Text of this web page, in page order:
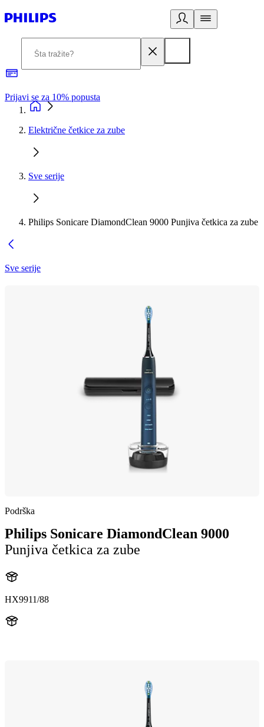
Prijavi se za 10% popusta
Električne četkice za zube
Sve serije
Philips Sonicare DiamondClean 9000 Punjiva četkica za zube
Sve serije
Podrška
Philips Sonicare DiamondClean 9000
Punjiva četkica za zube
HX9911/88